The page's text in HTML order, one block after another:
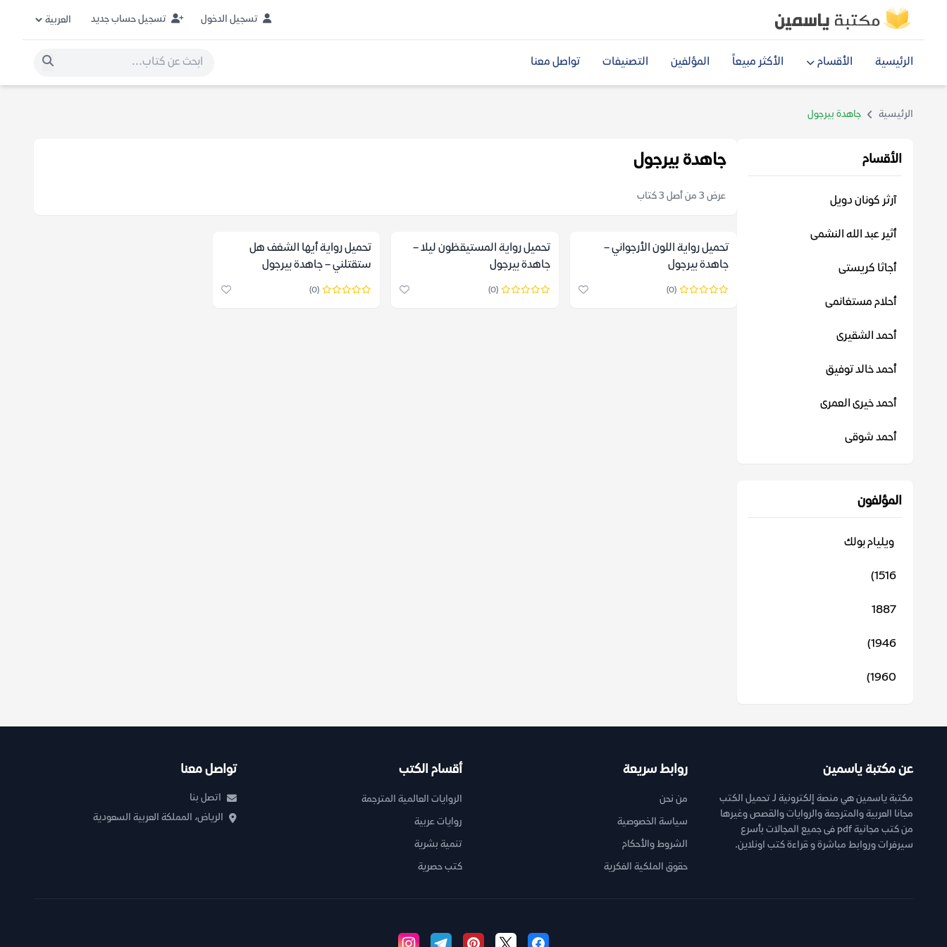
تسجيل الدخول تسجيل حساب جديد
الرئيسية الأقسام الأكثر مبيعاً المؤلفين التصنيفات تواصل معنا
الرئيسية جاهدة بيرجول
الأقسام
آرثر كونان دويل
أثير عبد الله النشمى
أجاثا كريستى
أحلام مستغانمى
أحمد الشقيرى
أحمد خالد توفيق
أحمد خيرى العمرى
أحمد شوقى
المؤلفون
‬ ويليام بولك
1516)
1887
1946)
1960)
جاهدة بيرجول
عرض 3 من أصل 3 كتاب
تحميل رواية اللون الأرجواني –
جاهدة بيرجول
(0)
تحميل رواية المستيقظون ليلا –
جاهدة بيرجول
(0)
تحميل رواية أيها الشغف هل
ستقتلني – جاهدة بيرجول
(0)
عن مكتبة ياسمين
مكتبة ياسمين هي منصة إلكترونية لـ تحميل الكتب
مجانا العربية والمترجمة والروايات والقصص وغيرها
من كتب مجانية pdf فى جميع المجالات بأسرع
سيرفرات وروابط مباشرة و قراءة كتب اونلاين.
روابط سريعة
من نحن
سياسة الخصوصية
الشروط والأحكام
حقوق الملكية الفكرية
أقسام الكتب
الروايات العالمية المترجمة
روايات عربية
تنمية بشرية
كتب حصرية
تواصل معنا
اتصل بنا
الرياض، المملكة العربية السعودية